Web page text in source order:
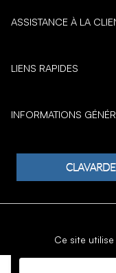
Ce site
ASSISTANCE À LA
LIENS RAPIDES
INFORMATIONS
DROIT
Commerce